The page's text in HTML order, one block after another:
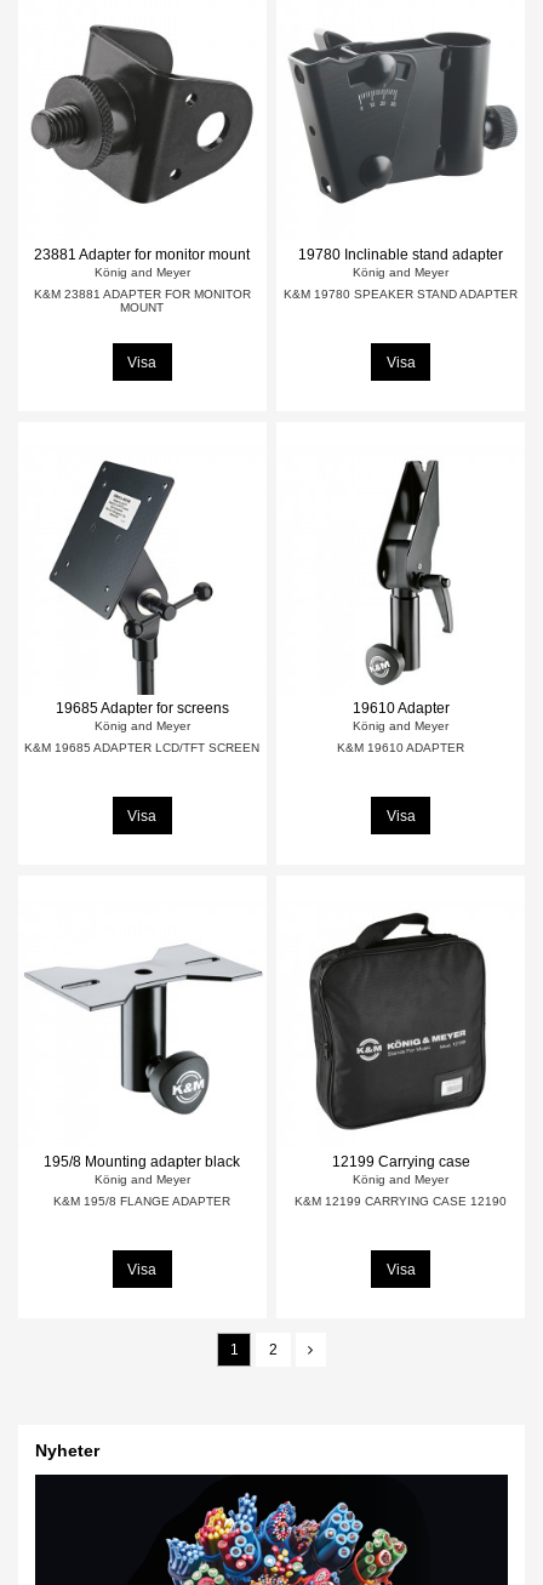
23881 Adapter for monitor mount
König and Meyer
K&M 23881 ADAPTER FOR MONITOR
MOUNT
Visa
19780 Inclinable stand adapter
König and Meyer
K&M 19780 SPEAKER STAND ADAPTER
Visa
19685 Adapter for screens
König and Meyer
K&M 19685 ADAPTER LCD/TFT SCREEN
Visa
19610 Adapter
König and Meyer
K&M 19610 ADAPTER
Visa
195/8 Mounting adapter black
König and Meyer
K&M 195/8 FLANGE ADAPTER
Visa
12199 Carrying case
König and Meyer
K&M 12199 CARRYING CASE 12190
Visa
1 2
Nyheter